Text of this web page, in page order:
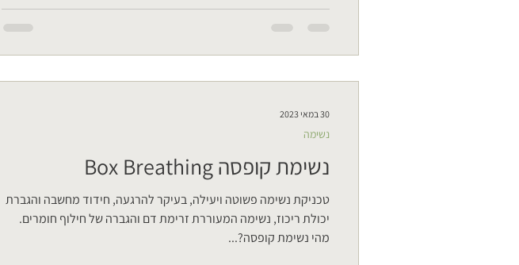
נשימת קופסה Box Breathing
טכניקת נשימה פשוטה ויעילה, בעיקר להרגעה, חידוד מחשבה והגברת
יכולת ריכוז, נשימה המעוררת זרימת דם והגברה של חילוף חומרים.
מהי נשימת קופסה?...
נשימה
30 במאי 2023